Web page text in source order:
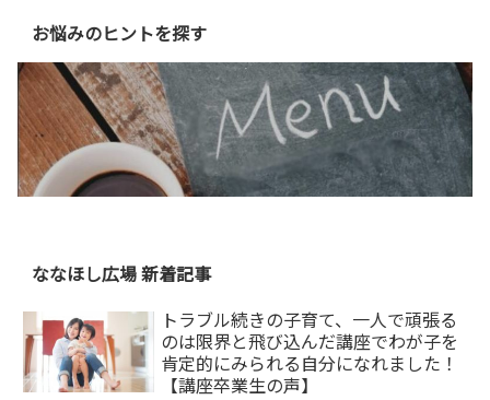
お悩みのヒントを探す
ななほし広場 新着記事
トラブル続きの子育て、一人で頑張る
のは限界と飛び込んだ講座でわが子を
肯定的にみられる自分になれました！
【講座卒業生の声】